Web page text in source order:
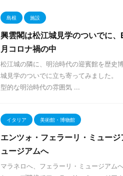
島根 施設
興雲閣は松江城見学のついでに
月コロナ禍の中
松江城の隣に、明治時代の迎賓館を歴史
城見学のついでに立ち寄ってみました
型的な明治時代の雰囲気 ...
イタリア 美術館・博物館
エンツォ・フェラーリ・ミュー
ュージアムへ
マラネロへ、フェラーリ・ミュージアム